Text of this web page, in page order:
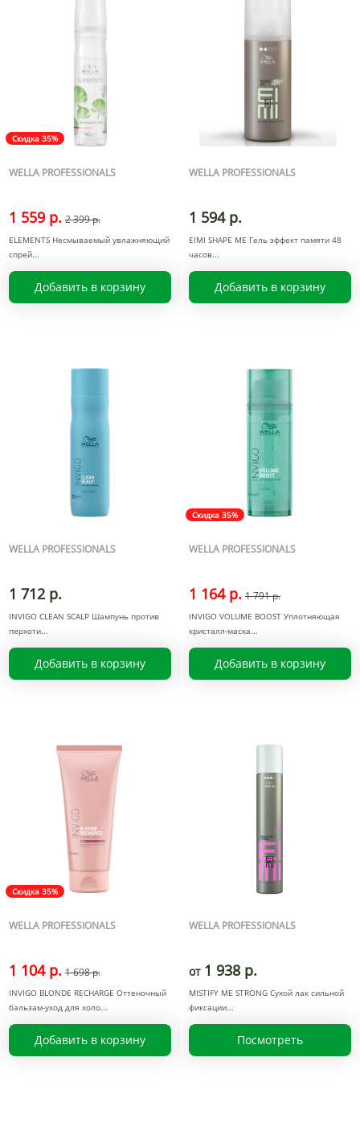
Скидка 35%
WELLA PROFESSIONALS
1 559 р. 2 399 р.
ELEMENTS Несмываемый увлажняющий
спрей
Добавить в корзину
WELLA PROFESSIONALS
1 594 р.
EIMI SHAPE ME Гель эффект памяти 48
часов
Добавить в корзину
WELLA PROFESSIONALS
1 712 р.
INVIGO CLEAN SCALP Шампунь против
перхоти
Добавить в корзину
Скидка 35%
WELLA PROFESSIONALS
1 164 р. 1 791 р.
INVIGO VOLUME BOOST Уплотняющая
кристалл-маска
Добавить в корзину
Скидка 35%
WELLA PROFESSIONALS
1 104 р. 1 698 р.
INVIGO BLONDE RECHARGE Оттеночный
бальзам-уход для холо
Добавить в корзину
WELLA PROFESSIONALS
от 1 938 р.
MISTIFY ME STRONG Сухой лак сильной
фиксации
Посмотреть